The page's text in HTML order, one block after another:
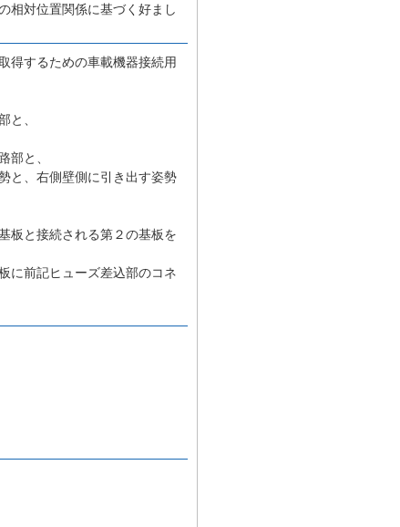
相対位置関係に基づく好まし
得するための車載機器接続用
と、
部と、
と、右側壁側に引き出す姿勢
板と接続される第２の基板を
に前記ヒューズ差込部のコネ